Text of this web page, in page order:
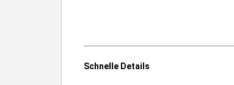
Schnelle Details